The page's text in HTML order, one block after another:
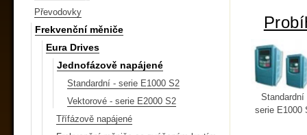
Převodovky
Frekvenční měniče
Eura Drives
Jednofázově napájené
Standardní - serie E1000 S2
Vektorové - serie E2000 S2
Třífázově napájené
Standardní
serie E1000